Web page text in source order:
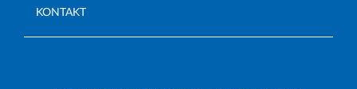
KONTAKT